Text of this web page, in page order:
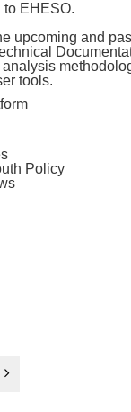
to EHESO.
upcoming and
tools.
Policy